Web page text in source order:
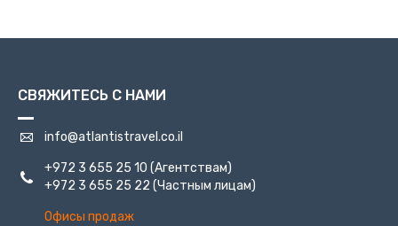
СВЯЖИТЕСЬ С НАМИ
info@atlantistravel.co.il
+972 3 655 25 10 (Агентствам)
+972 3 655 25 22 (Частным лицам)
Офисы продаж